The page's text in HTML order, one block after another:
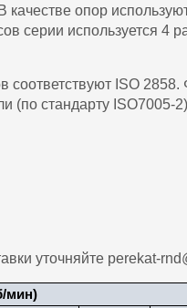
качестве опор
серии используется 4
ISO
(по стандарту ISO7005-
уточняйте perekat-
мин)